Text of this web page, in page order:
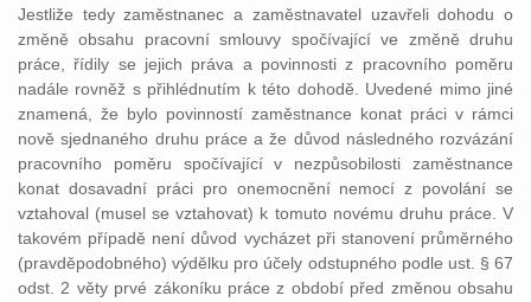
Jestliže tedy zaměstnanec a zaměstnavatel uzavřeli dohodu o
změně obsahu pracovní smlouvy spočívající ve změně druhu
práce, řídily se jejich práva a povinnosti z pracovního poměru
nadále rovněž s přihlédnutím k této dohodě. Uvedené mimo jiné
znamená, že bylo povinností zaměstnance konat práci v rámci
nově sjednaného druhu práce a že důvod následného rozvázání
pracovního poměru spočívající v nezpůsobilosti zaměstnance
konat dosavadní práci pro onemocnění nemocí z povolání se
vztahoval (musel se vztahovat) k tomuto novému druhu práce. V
takovém případě není důvod vycházet při stanovení průměrného
(pravděpodobného) výdělku pro účely odstupného podle ust. § 67
odst. 2 věty prvé zákoníku práce z období před změnou obsahu